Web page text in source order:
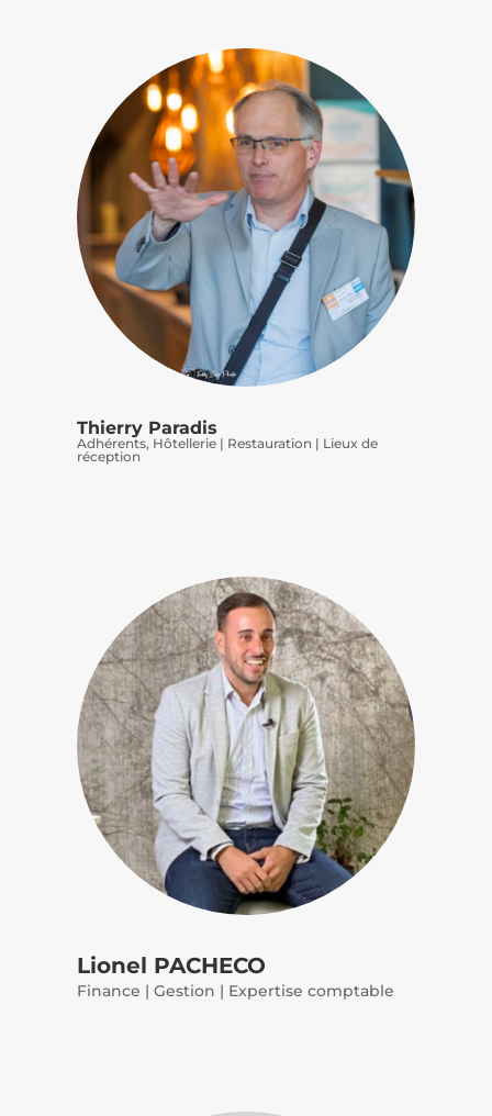
Thierry Paradis
Adhérents, Hôtellerie | Restauration | Lieux de
réception
Lionel PACHECO
Finance | Gestion | Expertise comptable